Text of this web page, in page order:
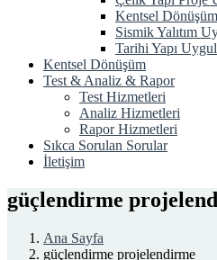
Kentsel
Sismik Yalıtım
Tarihi Yapı
Kentsel Dönüşüm
Test & Analiz & Rapor
Test Hizmetleri
Analiz Hizmetleri
Rapor Hizmetleri
Sıkca Sorulan Sorular
İletişim
güçlendirme
Ana Sayfa
güçlendirme projelendirme